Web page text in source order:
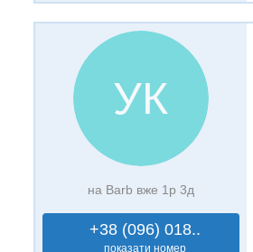
УК
на Barb вже 1р 3д
+38 (096) 018..
показати номер